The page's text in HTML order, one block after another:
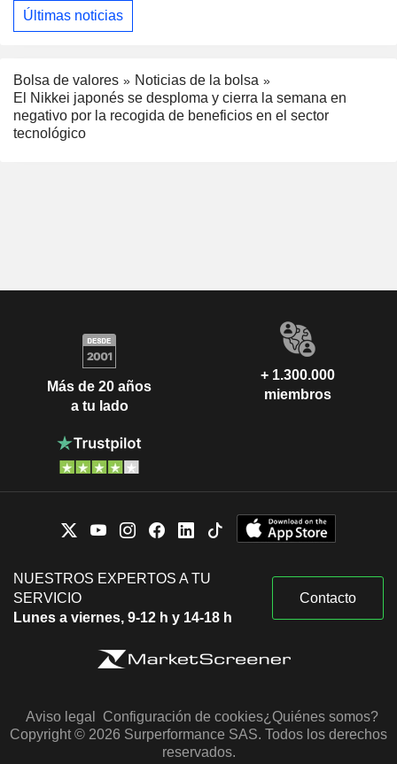
Últimas noticias
Bolsa de valores
Noticias de la bolsa
El Nikkei japonés se desploma y cierra la semana en
negativo por la recogida de beneficios en el sector
tecnológico
Más de 20 años
a tu lado
+ 1.300.000
miembros
NUESTROS EXPERTOS A TU
SERVICIO
Lunes a viernes, 9-12 h y 14-18 h
Contacto
Aviso legal Configuración de cookies¿Quiénes somos?
Copyright © 2026 Surperformance SAS. Todos los derechos
reservados.